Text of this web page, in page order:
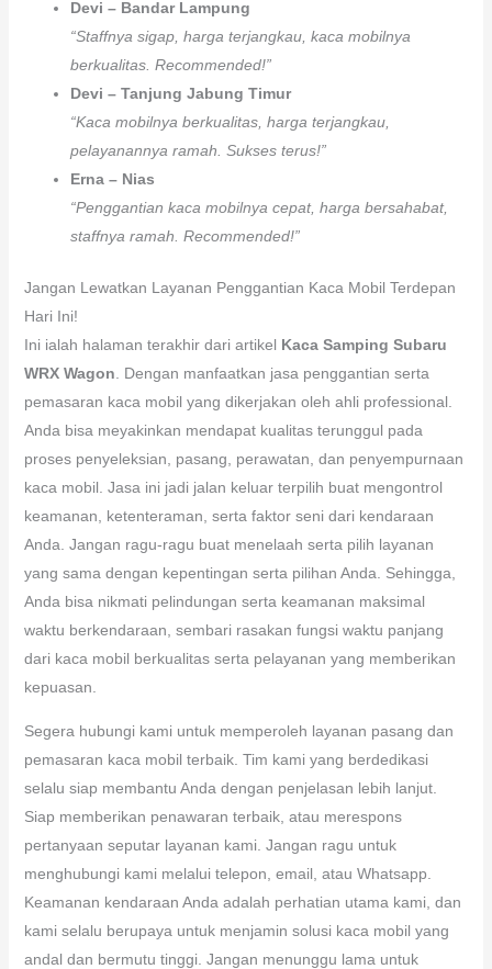
Devi – Bandar Lampung
“Staffnya sigap, harga terjangkau, kaca mobilnya
berkualitas. Recommended!”
Devi – Tanjung Jabung Timur
“Kaca mobilnya berkualitas, harga terjangkau,
pelayanannya ramah. Sukses terus!”
Erna – Nias
“Penggantian kaca mobilnya cepat, harga bersahabat,
staffnya ramah. Recommended!”
Jangan Lewatkan Layanan Penggantian Kaca Mobil Terdepan
Hari Ini!
Ini ialah halaman terakhir dari artikel Kaca Samping Subaru
WRX Wagon . Dengan manfaatkan jasa penggantian serta
pemasaran kaca mobil yang dikerjakan oleh ahli professional.
Anda bisa meyakinkan mendapat kualitas terunggul pada
proses penyeleksian, pasang, perawatan, dan penyempurnaan
kaca mobil. Jasa ini jadi jalan keluar terpilih buat mengontrol
keamanan, ketenteraman, serta faktor seni dari kendaraan
Anda. Jangan ragu-ragu buat menelaah serta pilih layanan
yang sama dengan kepentingan serta pilihan Anda. Sehingga,
Anda bisa nikmati pelindungan serta keamanan maksimal
waktu berkendaraan, sembari rasakan fungsi waktu panjang
dari kaca mobil berkualitas serta pelayanan yang memberikan
kepuasan.
Segera hubungi kami untuk memperoleh layanan pasang dan
pemasaran kaca mobil terbaik. Tim kami yang berdedikasi
selalu siap membantu Anda dengan penjelasan lebih lanjut.
Siap memberikan penawaran terbaik, atau merespons
pertanyaan seputar layanan kami. Jangan ragu untuk
menghubungi kami melalui telepon, email, atau Whatsapp.
Keamanan kendaraan Anda adalah perhatian utama kami, dan
kami selalu berupaya untuk menjamin solusi kaca mobil yang
andal dan bermutu tinggi. Jangan menunggu lama untuk